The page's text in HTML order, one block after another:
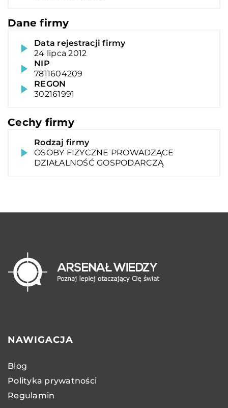
Dane firmy
Data rejestracji firmy
24 lipca 2012
NIP
7811604209
REGON
302161991
Cechy firmy
Rodzaj firmy
OSOBY FIZYCZNE PROWADZĄCE
DZIAŁALNOŚĆ GOSPODARCZĄ
NAWIGACJA
Blog
Polityka prywatności
Regulamin